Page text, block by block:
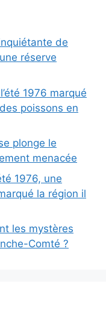
de
réserve
1976 marqué
poissons en
plonge le
menacée
1976, une
la région il
les mystères
Comté ?